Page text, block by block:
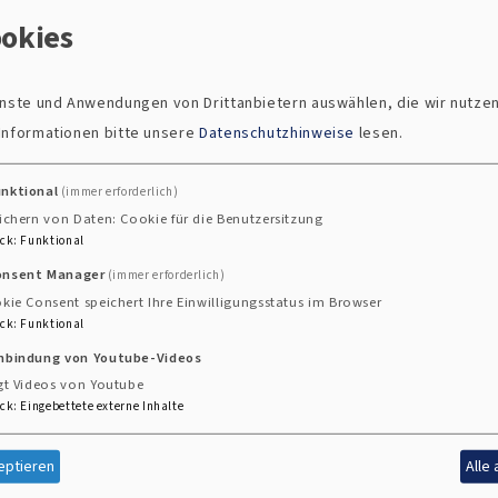
innovative Ideen entwickeln und in die Tat
kreative Formate aus unserem Dekanatsbezirk vor
und Anwendungen von Drittanbietern auswählen, die wir
bitte unsere Datenschutzhinweise lesen.
(immer erforderlich)
von Daten: Cookie für die Benutzersitzung
: Funktional
Manager (immer erforderlich)
Consent speichert Ihre Einwilligungsstatus im Browser
: Funktional
von Youtube-Videos
Videos von Youtube
: Eingebettete externe Inhalte
Alle